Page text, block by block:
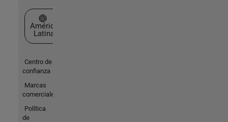
Seleccione un país/idioma
América
Latina
Centro de
confianza
Marcas
comerciales
Política
de